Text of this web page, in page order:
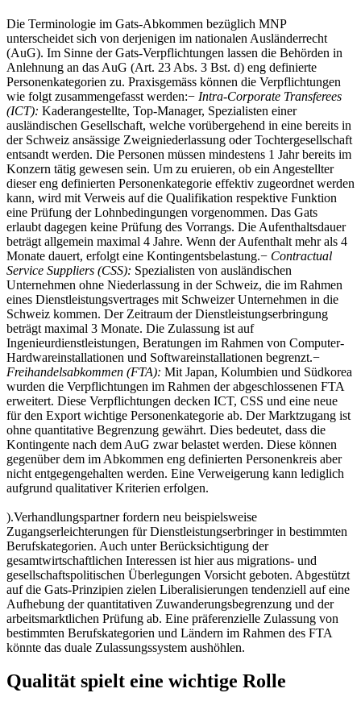
Die Terminologie im Gats-Abkommen bezüglich MNP
unterscheidet sich von derjenigen im nationalen Ausländerrecht
(AuG). Im Sinne der Gats-Verpflichtungen lassen die Behörden in
Anlehnung an das AuG (Art. 23 Abs. 3 Bst. d) eng definierte
Personenkategorien zu. Praxisgemäss können die Verpflichtungen
wie folgt zusammengefasst werden:− Intra-Corporate Transferees
(ICT): Kaderangestellte, Top-Manager, Spezialisten einer
ausländischen Gesellschaft, welche vorübergehend in eine bereits in
der Schweiz ansässige Zweigniederlassung oder Tochtergesellschaft
entsandt werden. Die Personen müssen mindestens 1 Jahr bereits im
Konzern tätig gewesen sein. Um zu eruieren, ob ein Angestellter
dieser eng definierten Personenkategorie effektiv zugeordnet werden
kann, wird mit Verweis auf die Qualifikation respektive Funktion
eine Prüfung der Lohnbedingungen vorgenommen. Das Gats
erlaubt dagegen keine Prüfung des Vorrangs. Die Aufenthaltsdauer
beträgt allgemein maximal 4 Jahre. Wenn der Aufenthalt mehr als 4
Monate dauert, erfolgt eine Kontingentsbelastung.− Contractual
Service Suppliers (CSS): Spezialisten von ausländischen
Unternehmen ohne Niederlassung in der Schweiz, die im Rahmen
eines Dienstleistungsvertrages mit Schweizer Unternehmen in die
Schweiz kommen. Der Zeitraum der Dienstleistungserbringung
beträgt maximal 3 Monate. Die Zulassung ist auf
Ingenieurdienstleistungen, Beratungen im Rahmen von Computer-
Hardwareinstallationen und Softwareinstallationen begrenzt.−
Freihandelsabkommen (FTA): Mit Japan, Kolumbien und Südkorea
wurden die Verpflichtungen im Rahmen der abgeschlossenen FTA
erweitert. Diese Verpflichtungen decken ICT, CSS und eine neue
für den Export wichtige Personenkategorie ab. Der Marktzugang ist
ohne quantitative Begrenzung gewährt. Dies bedeutet, dass die
Kontingente nach dem AuG zwar belastet werden. Diese können
gegenüber dem im Abkommen eng definierten Personenkreis aber
nicht entgegengehalten werden. Eine Verweigerung kann lediglich
aufgrund qualitativer Kriterien erfolgen.
).Verhandlungspartner fordern neu beispielsweise
Zugangserleichterungen für Dienstleistungserbringer in bestimmten
Berufskategorien. Auch unter Berücksichtigung der
gesamtwirtschaftlichen Interessen ist hier aus migrations- und
gesellschaftspolitischen Überlegungen Vorsicht geboten. Abgestützt
auf die Gats-Prinzipien zielen Liberalisierungen tendenziell auf eine
Aufhebung der quantitativen Zuwanderungsbegrenzung und der
arbeitsmarktlichen Prüfung ab. Eine präferenzielle Zulassung von
bestimmten Berufskategorien und Ländern im Rahmen des FTA
könnte das duale Zulassungssystem aushöhlen.
Qualität spielt eine wichtige Rolle